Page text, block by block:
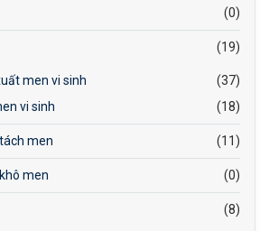
(0)
(19)
men vi sinh
(37)
vi sinh
(18)
men (11)
men (0)
(8)